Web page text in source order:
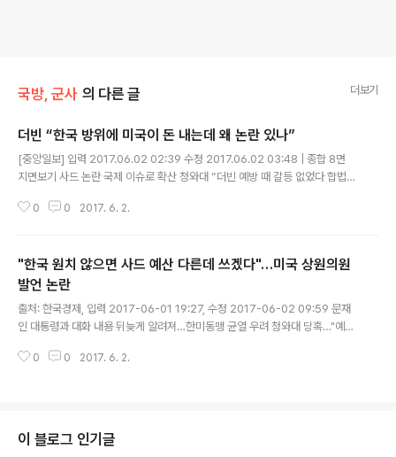
국방, 군사 의 다른 글 더보기
더빈 “한국 방위에 미국이 돈 내는데 왜 논란 있나”
[중앙일보] 입력 2017.06.02 02:39 수정 2017.06.02 03:48 | 종합 8면
지면보기 사드 논란 국제 이슈로 확산 청와대 “더빈 예방 때 갈등 없었다 합법적
·고고도미사일방어) 체계 뉴스가 많이 나오는 것을 보고 깊이 고민..
0 0 2017. 6. 2.
"한국 원치 않으면 사드 예산 다른데 쓰겠다"…미국 상원의원
발언 논란
출처: 한국경제, 입력 2017-06-01 19:27, 수정 2017-06-02 09:59 문재
인 대통령과 대화 내용 뒤늦게 알려져…한미동맹 균열 우려 청와대 당혹…"예산
지난달 31일 청와대에서 문재인 대통령을 만난 딕 더빈 미국 상원의원..
0 0 2017. 6. 2.
이 블로그 인기글